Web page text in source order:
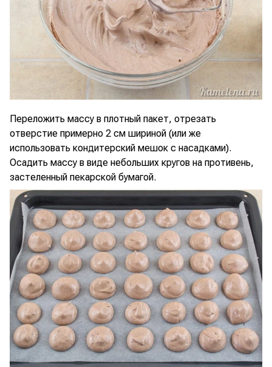
Переложить массу в плотный пакет, отрезать
отверстие примерно 2 см шириной (или же
использовать кондитерский мешок с насадками).
Осадить массу в виде небольших кругов на противень,
застеленный пекарской бумагой.